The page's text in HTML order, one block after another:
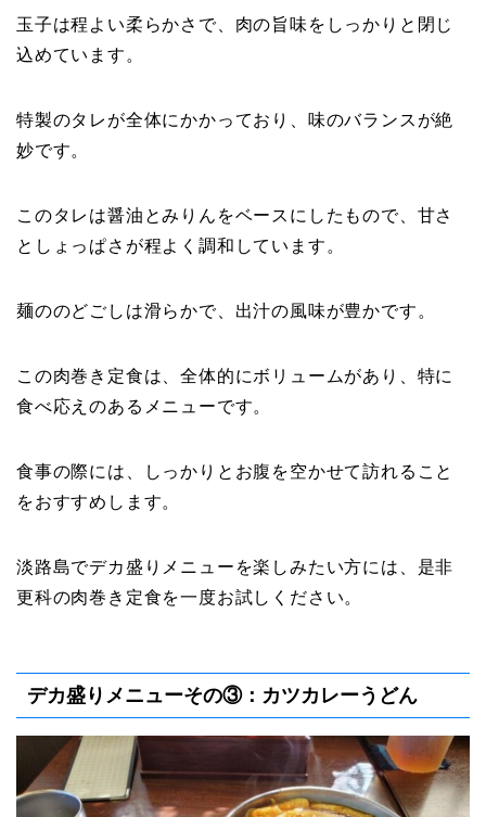
玉子は程よい柔らかさで、肉の旨味をしっかりと閉じ
込めています。
特製のタレが全体にかかっており、味のバランスが絶
妙です。
このタレは醤油とみりんをベースにしたもので、甘さ
としょっぱさが程よく調和しています。
麺ののどごしは滑らかで、出汁の風味が豊かです。
この肉巻き定食は、全体的にボリュームがあり、特に
食べ応えのあるメニューです。
食事の際には、しっかりとお腹を空かせて訪れること
をおすすめします。
淡路島でデカ盛りメニューを楽しみたい方には、是非
更科の肉巻き定食を一度お試しください。
デカ盛りメニューその③：カツカレーうどん